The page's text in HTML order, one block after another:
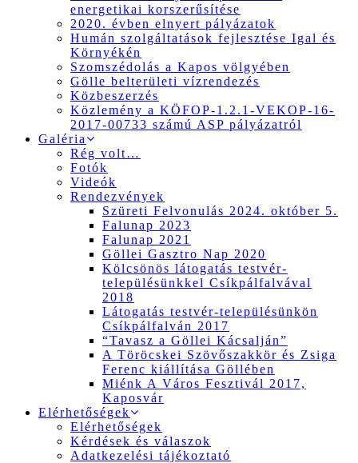
energetikai korszerűsítése
2020. évben elnyert pályázatok
Humán szolgáltatások fejlesztése Igal és
Környékén
Szomszédolás a Kapos völgyében
Gölle belterületi vízrendezés
Közbeszerzés
Közlemény a KÖFOP-1.2.1-VEKOP-16-
2017-00733 számú ASP pályázatról
Galéria
Rég volt…
Fotók
Videók
Rendezvények
Szüreti Felvonulás 2024. október 5.
Falunap 2023
Falunap 2021
Göllei Gasztro Nap 2020
Kölcsönös látogatás testvér-
településünkkel Csíkpálfalvával
2018
Látogatás testvér-településünkön
Csíkpálfalván 2017
“Tavasz a Göllei Kácsalján”
A Töröcskei Szövőszakkör és Zsiga
Ferenc kiállítása Göllében
Miénk A Város Fesztivál 2017,
Kaposvár
Elérhetőségek
Elérhetőségek
Kérdések és válaszok
Adatkezelési tájékoztató